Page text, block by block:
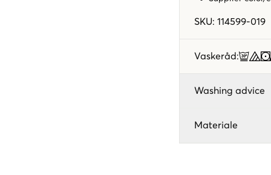
SKU: 114599-019
Vaskeråd:
Washing advice
Materiale